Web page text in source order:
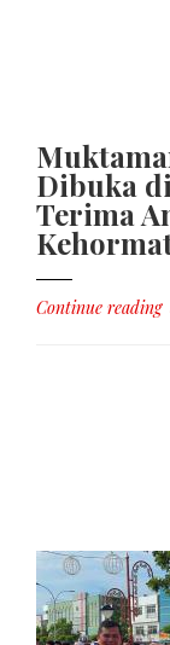
Dibuka
Terima
Continue reading